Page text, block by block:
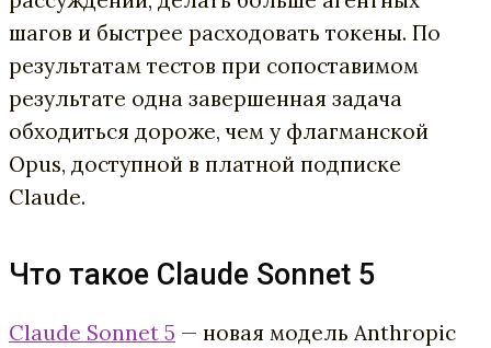
шагов и быстрее расходовать токены. По
результатам тестов при сопоставимом
результате одна завершенная задача
обходиться дороже, чем у флагманской
Opus, доступной в платной подписке
Claude.
Что такое Claude Sonnet 5
Claude Sonnet 5 — новая модель Anthropic